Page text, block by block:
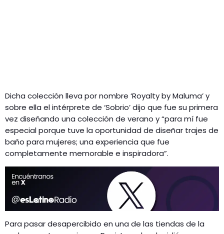
Dicha colección lleva por nombre ‘Royalty by Maluma’ y
sobre ella el intérprete de ‘Sobrio’ dijo que fue su primera
vez diseñando una colección de verano y “para mí fue
especial porque tuve la oportunidad de diseñar trajes de
baño para mujeres; una experiencia que fue
completamente memorable e inspiradora”.
Para pasar desapercibido en una de las tiendas de la